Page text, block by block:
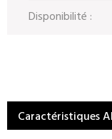
Disponibilité :
Caractéristiques